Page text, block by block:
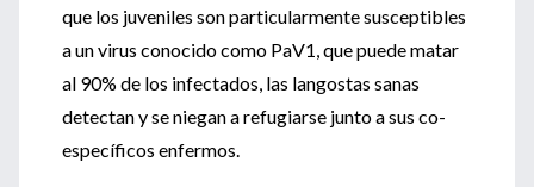
que los juveniles son particularmente susceptibles
a un virus conocido como PaV1, que puede matar
al 90% de los infectados, las langostas sanas
detectan y se niegan a refugiarse junto a sus co-
específicos enfermos.